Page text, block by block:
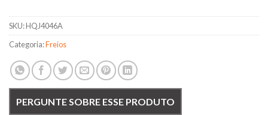
SKU:HQJ4046A
Categoria:Freios
PERGUNTE SOBRE ESSE PRODUTO